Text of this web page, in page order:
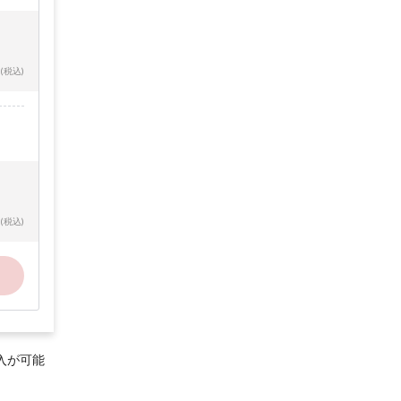
(税込)
(税込)
が可能